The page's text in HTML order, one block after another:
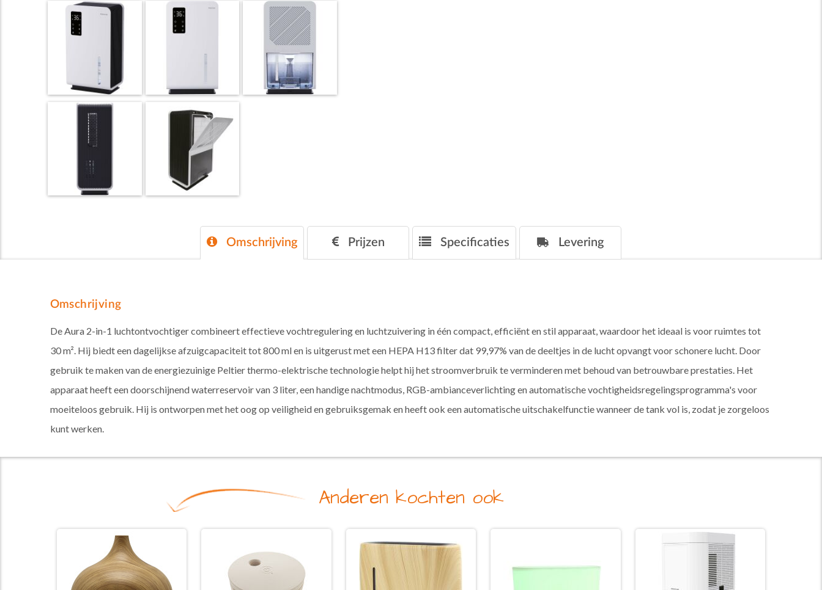
Omschrijving Prijzen Specificaties Levering
Omschrijving
De Aura 2-in-1 luchtontvochtiger combineert effectieve vochtregulering en luchtzuivering in één compact, efficiënt en stil apparaat, waardoor het ideaal is voor ruimtes tot
30 m². Hij biedt een dagelijkse afzuigcapaciteit tot 800 ml en is uitgerust met een HEPA H13 filter dat 99,97% van de deeltjes in de lucht opvangt voor schonere lucht. Door
gebruik te maken van de energiezuinige Peltier thermo-elektrische technologie helpt hij het stroomverbruik te verminderen met behoud van betrouwbare prestaties. Het
apparaat heeft een doorschijnend waterreservoir van 3 liter, een handige nachtmodus, RGB-ambianceverlichting en automatische vochtigheidsregelingsprogramma's voor
moeiteloos gebruik. Hij is ontworpen met het oog op veiligheid en gebruiksgemak en heeft ook een automatische uitschakelfunctie wanneer de tank vol is, zodat je zorgeloos
kunt werken.
Anderen kochten ook